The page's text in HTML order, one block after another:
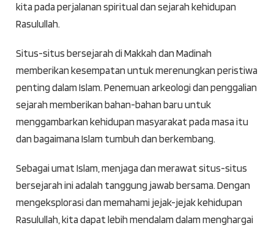
kita pada perjalanan spiritual dan sejarah kehidupan
Rasulullah.
Situs-situs bersejarah di Makkah dan Madinah
memberikan kesempatan untuk merenungkan peristiwa
penting dalam Islam. Penemuan arkeologi dan penggalian
sejarah memberikan bahan-bahan baru untuk
menggambarkan kehidupan masyarakat pada masa itu
dan bagaimana Islam tumbuh dan berkembang.
Sebagai umat Islam, menjaga dan merawat situs-situs
bersejarah ini adalah tanggung jawab bersama. Dengan
mengeksplorasi dan memahami jejak-jejak kehidupan
Rasulullah, kita dapat lebih mendalam dalam menghargai